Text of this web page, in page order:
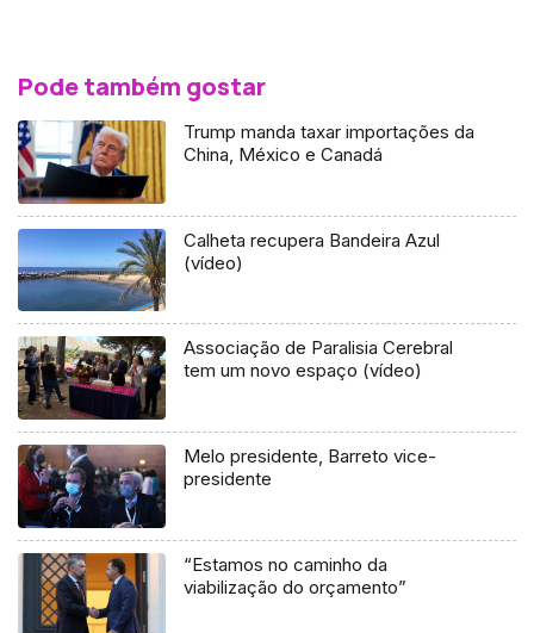
Pode também gostar
Trump manda taxar importações da
China, México e Canadá
Calheta recupera Bandeira Azul
(vídeo)
Associação de Paralisia Cerebral
tem um novo espaço (vídeo)
Melo presidente, Barreto vice-
presidente
“Estamos no caminho da
viabilização do orçamento”